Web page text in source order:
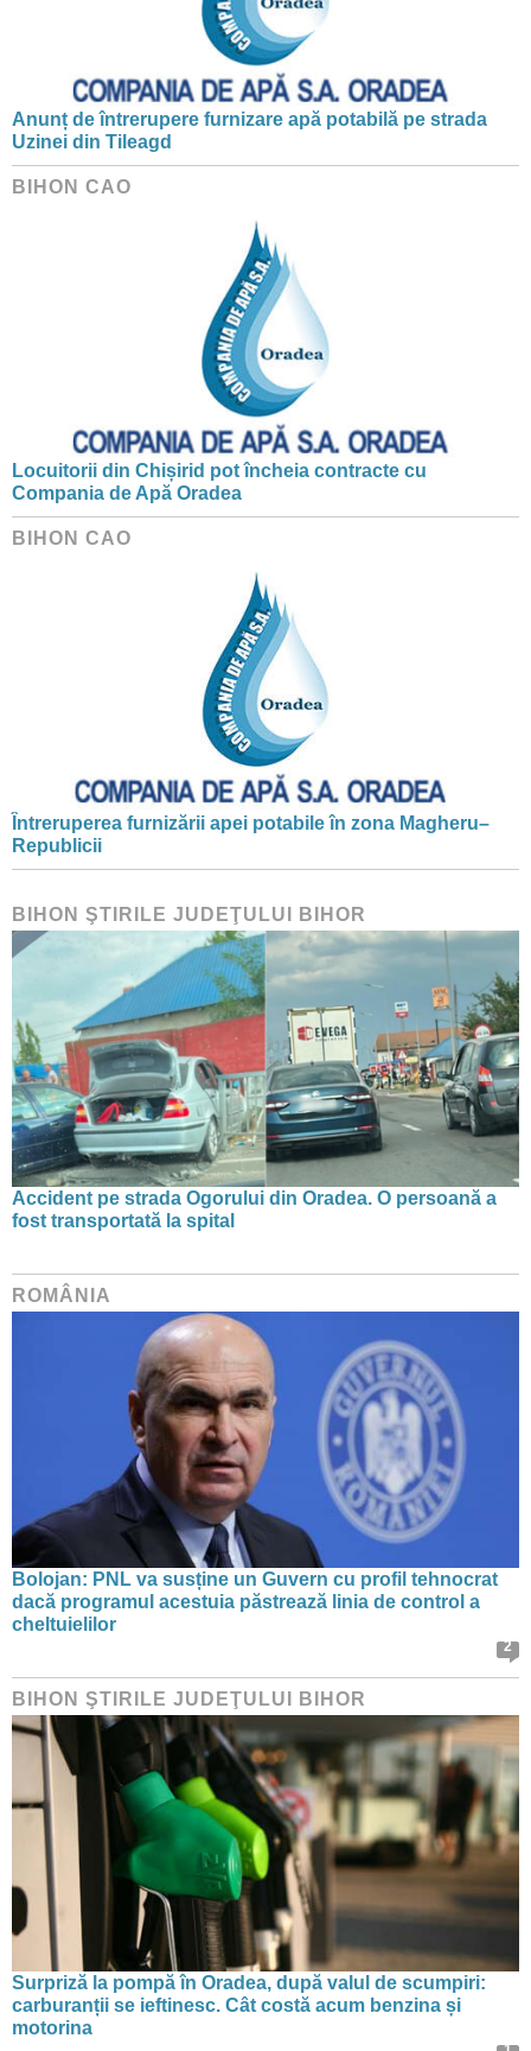
Anunț de întrerupere furnizare apă potabilă pe strada
Uzinei din Tileagd
BIHON CAO
Locuitorii din Chișirid pot încheia contracte cu
Compania de Apă Oradea
BIHON CAO
Întreruperea furnizării apei potabile în zona Magheru–
Republicii
BIHON ŞTIRILE JUDEŢULUI BIHOR
Accident pe strada Ogorului din Oradea. O persoană a
fost transportată la spital
ROMÂNIA
Bolojan: PNL va susține un Guvern cu profil tehnocrat
dacă programul acestuia păstrează linia de control a
cheltuielilor
2
BIHON ŞTIRILE JUDEŢULUI BIHOR
Surpriză la pompă în Oradea, după valul de scumpiri:
carburanții se ieftinesc. Cât costă acum benzina și
motorina